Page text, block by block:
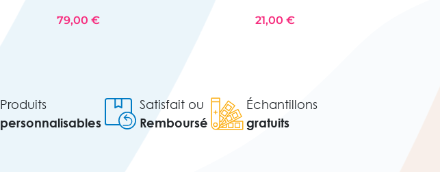
79,00 € 21,00 €
Produits
personnalisables
Satisfait ou
Remboursé
Échantillons
gratuits